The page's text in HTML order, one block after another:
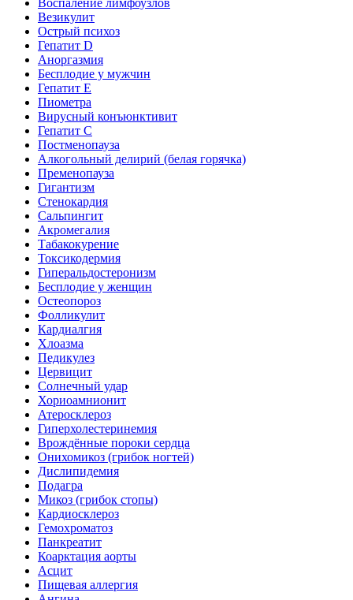
Воспаление лимфоузлов
Везикулит
Острый психоз
Гепатит D
Аноргазмия
Бесплодие у мужчин
Гепатит E
Пиометра
Вирусный конъюнктивит
Гепатит C
Постменопауза
Алкогольный делирий (белая горячка)
Пременопауза
Гигантизм
Стенокардия
Сальпингит
Акромегалия
Табакокурение
Токсикодермия
Гиперальдостеронизм
Бесплодие у женщин
Остеопороз
Фолликулит
Кардиалгия
Хлоазма
Педикулез
Цервицит
Солнечный удар
Хориоамнионит
Атеросклероз
Гиперхолестеринемия
Врождённые пороки сердца
Онихомикоз (грибок ногтей)
Дислипидемия
Подагра
Микоз (грибок стопы)
Кардиосклероз
Гемохроматоз
Панкреатит
Коарктация аорты
Асцит
Пищевая аллергия